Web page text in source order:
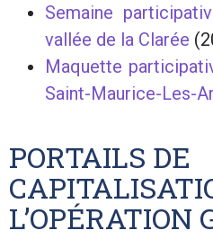
Semaine
vallée de la Clarée
Maquette
Saint-Maurice-Les-
PORTAILS DE
L’OPÉRATION